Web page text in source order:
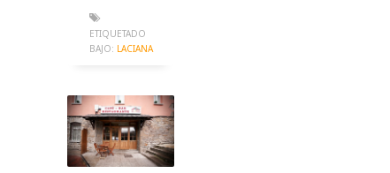
ETIQUETADO
BAJO: LACIANA